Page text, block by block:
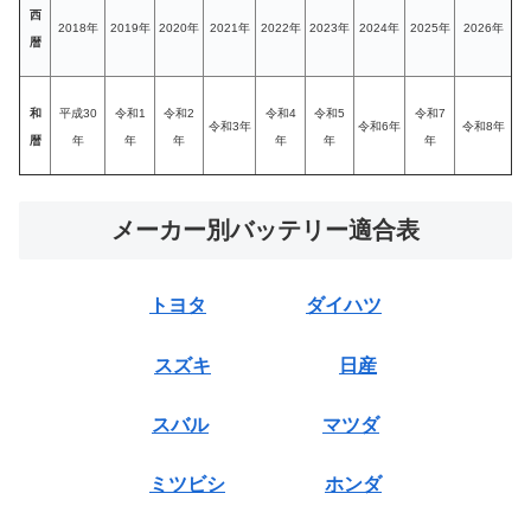
西
暦
2018年 2019年 2020年 2021年 2022年 2023年 2024年 2025年 2026年
和
暦
平成30
年
令和1
年
令和2
年
令和3年
令和4
年
令和5
年
令和6年
令和7
年
令和8年
メーカー別バッテリー適合表
トヨタ ダイハツ
スズキ 日産
スバル マツダ
ミツビシ ホンダ